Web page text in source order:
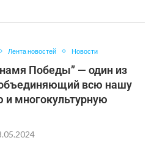
Лента новостей Новости
Победы” — один из
всю нашу
и многокультурную